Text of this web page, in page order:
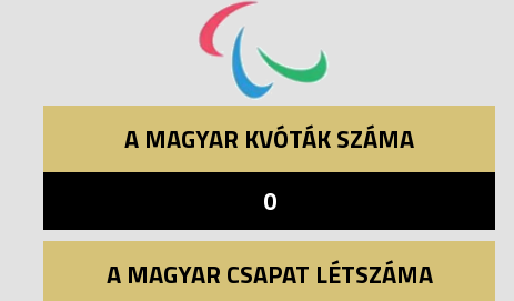
A MAGYAR KVÓTÁK SZÁMA
0
A MAGYAR CSAPAT LÉTSZÁMA